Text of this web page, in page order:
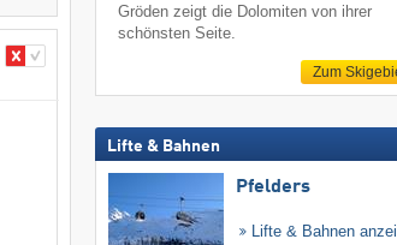
Gröden zeigt die Dolomiten von ihrer
schönsten Seite.
Zum
Lifte & Bahnen
Pfelders
Lifte & Bahnen